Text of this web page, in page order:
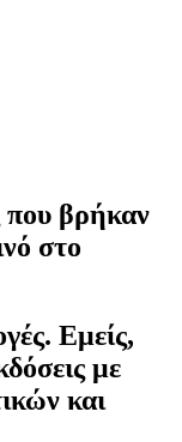
που βρήκαν
στο
Εμείς,
με
και